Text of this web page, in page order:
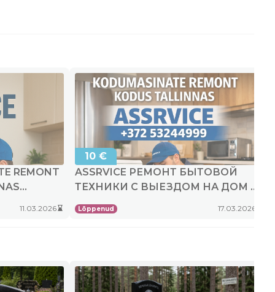
REMONT
Kehtib
hourglass_bottom
11.03.2026
10 €
ASSRVICE РЕМОНТ БЫТОВОЙ
ТЕХНИКИ С ВЫЕЗДОМ НА ДОМ В
17.03.2026
Lõppenud